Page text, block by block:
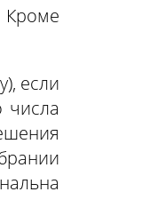
Кроме
если
числа